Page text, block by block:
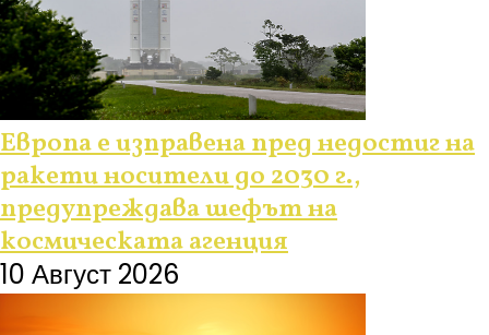
Европа е изправена пред недостиг на
ракети носители до 2030 г.,
предупреждава шефът на
космическата агенция
10 Август 2026